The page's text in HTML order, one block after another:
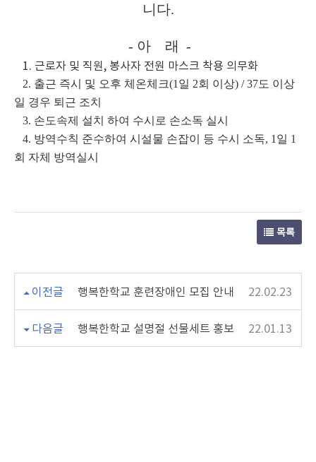
니다.
- 아 래 -
1. 근로자 및 직원, 봉사자 전원 마스크 착용 의무화
2. 출근 즉시 및 오후 체온체크(1일 2회 이상) / 37도 이상
일 경우 퇴근 조치
3. 손도속제 설치 하여 수시로 손소독 실시
4. 방역수칙 준수하여 시설물 손잡이 등 수시 소독, 1일 1
회 자체 방역실시
목록
이전글 행복한학교 훈련장애인 모집 안내 22.02.23
다음글 행복한학교 설명절 선물세트 홍보 22.01.13